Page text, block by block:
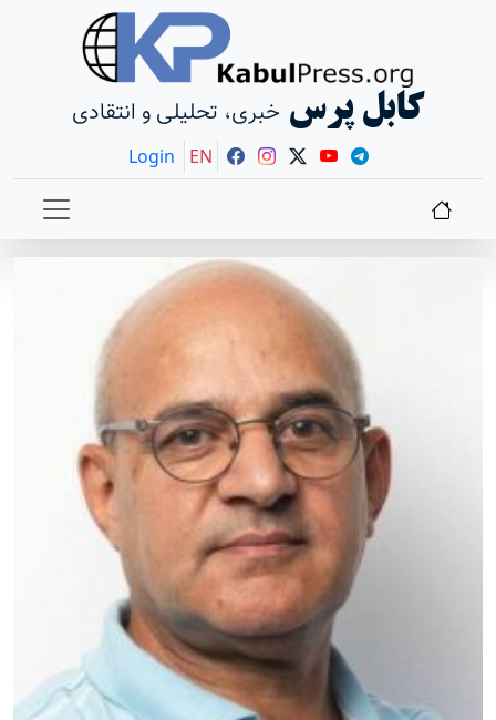
کابل پرس خبری، تحلیلی و انتقادی
Login EN